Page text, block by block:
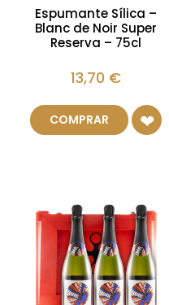
Espumante Sílica –
Blanc de Noir Super
Reserva – 75cl
13,70 €
COMPRAR